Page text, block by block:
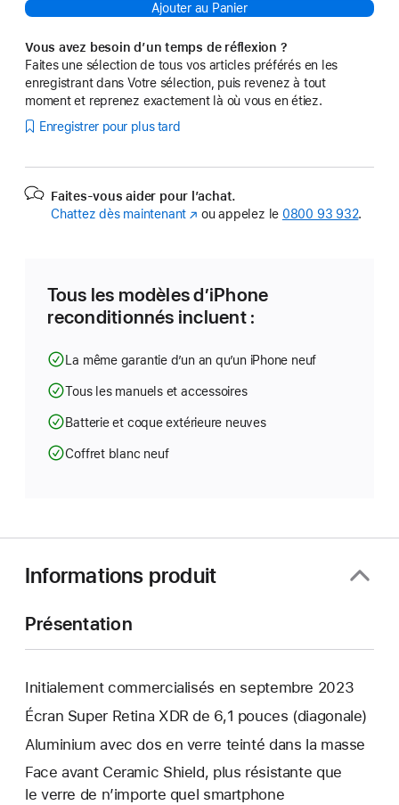
Ajouter au Panier
Vous avez besoin d’un temps de réflexion ?
Faites une sélection de tous vos articles préférés en les
enregistrant dans Votre sélection, puis revenez à tout
moment et reprenez exactement là où vous en étiez.
Enregistrer pour plus tard
Faites-vous aider pour l’achat.
Chattez dès maintenant (s’ouvre
fenêtre)
ou appelez le 0800 93 932.
Tous les modèles d’iPhone
reconditionnés incluent :
La même garantie d’un an qu’un iPhone neuf
Tous les manuels et accessoires
Batterie et coque extérieure neuves
Coffret blanc neuf
Informations produit
Présentation
Initialement commercialisés en septembre 2023
Écran Super Retina XDR de 6,1 pouces (diagonale)
Aluminium avec dos en verre teinté dans la masse
Face avant Ceramic Shield, plus résistante que
le verre de n’importe quel smartphone